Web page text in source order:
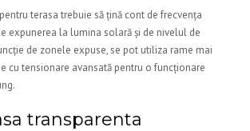
terasa trebuie să țină cont de frecvența
expunerea la lumina solară și de nivelul de
de zonele expuse, se pot utiliza rame mai
cu tensionare avansată pentru o funcționare
transparenta